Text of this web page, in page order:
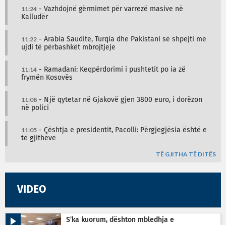
11:24 - Vazhdojnë gërmimet për varrezë masive në
Kalludër
11:22 - Arabia Saudite, Turqia dhe Pakistani së shpejti me
ujdi të përbashkët mbrojtjeje
11:14 - Ramadani: Keqpërdorimi i pushtetit po ia zë
frymën Kosovës
11:08 - Një qytetar në Gjakovë gjen 3800 euro, i dorëzon
në polici
11:05 - Çështja e presidentit, Pacolli: Përgjegjësia është e
të gjithëve
TË GJITHA TË DITËS
VIDEO
S’ka kuorum, dështon mbledhja e